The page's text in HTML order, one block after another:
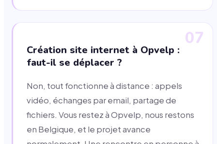
07
Création site internet à Opvelp :
faut-il se déplacer ?
Non, tout fonctionne à distance : appels
vidéo, échanges par email, partage de
fichiers. Vous restez à Opvelp, nous restons
en Belgique, et le projet avance